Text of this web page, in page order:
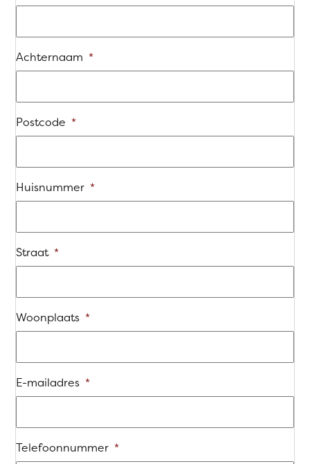
Achternaam *
Postcode *
Huisnummer *
Straat *
Woonplaats *
E-mailadres *
Telefoonnummer *